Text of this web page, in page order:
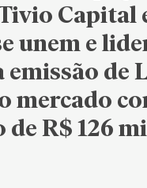
Capital
unem e
de
mercado
de R$ 126